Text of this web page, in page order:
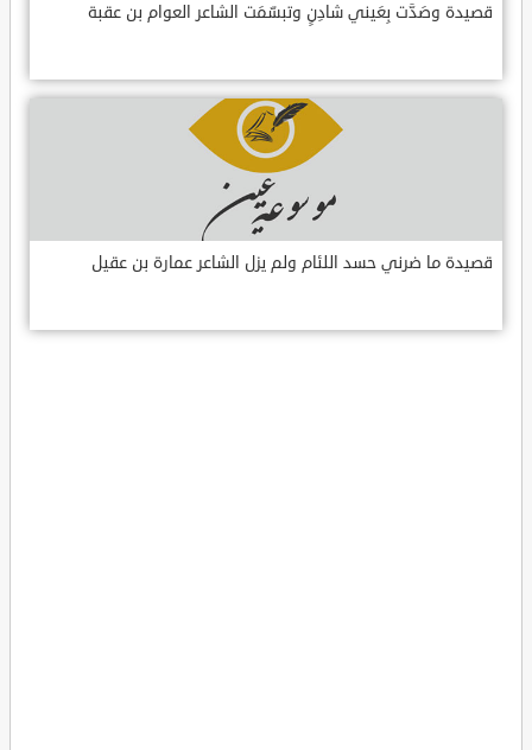
قصيدة وصَدَّت بِعَيني شادِنٍ وتبسّمَت الشاعر العوام بن عقبة
قصيدة ما ضرني حسد اللئام ولم يزل الشاعر عمارة بن عقيل